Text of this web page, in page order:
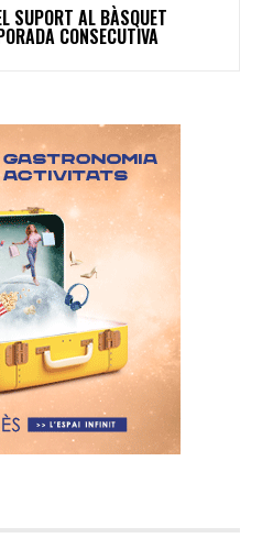
SUPORT AL BÀSQUET
CONSECUTIVA